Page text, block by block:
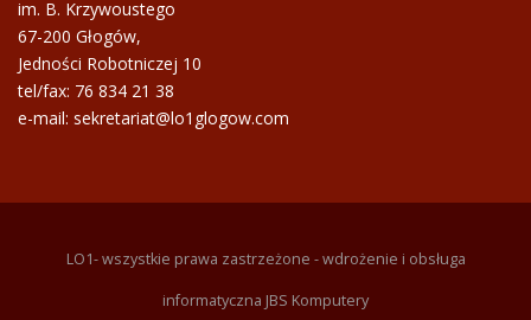
im. B. Krzywoustego
67-200 Głogów,
Jedności Robotniczej 10
tel/fax: 76 834 21 38
e-mail: sekretariat@lo1glogow.com
LO1- wszystkie prawa zastrzeżone - wdrożenie i obsługa
informatyczna JBS Komputery